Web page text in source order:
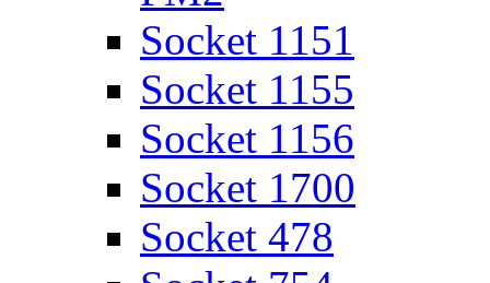
Socket 1151
Socket 1155
Socket 1156
Socket 1700
Socket 478